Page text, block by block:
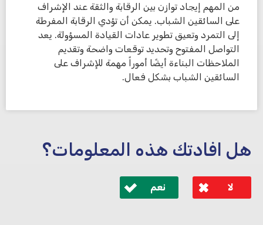
من المهم إيجاد توازن بين الرقابة والثقة عند الإشراف
على السائقين الشباب. يمكن أن تؤدي الرقابة المفرطة
إلى التمرد وتعيق تطوير عادات القيادة المسؤولة. يعد
التواصل المفتوح وتحديد توقعات واضحة وتقديم
الملاحظات البناءة أيضًا أموراً مهمة للإشراف على
السائقين الشباب بشكل فعال.
هل افادتك هذه المعلومات؟
لا نعم